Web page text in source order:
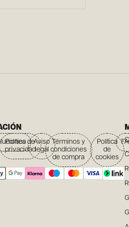
Política de
privacidad
Aviso
legal
Términos y
condiciones
de compra
Política
de
cookies